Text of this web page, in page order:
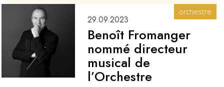
orchestre
29.09.2023
Benoît Fromanger
nommé directeur
musical de
l’Orchestre